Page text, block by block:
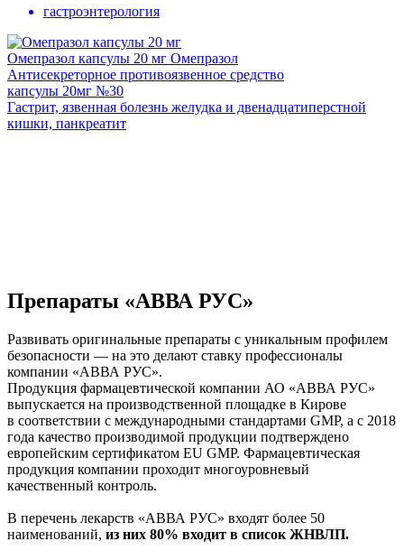
гастроэнтерология
Омепразол капсулы 20 мг Омепразол
Антисекреторное противоязвенное средство
капсулы 20мг №30
Гастрит, язвенная болезнь желудка и двенадцатиперстной
кишки, панкреатит
Препараты «АВВА РУС»
Развивать оригинальные препараты с уникальным профилем
безопасности — на это делают ставку профессионалы
компании «АВВА РУС».
Продукция фармацевтической компании АО «АВВА РУС»
выпускается на производственной площадке в Кирове
в соответствии с международными стандартами GMP, а с 2018
года качество производимой продукции подтверждено
европейским сертификатом EU GMP. Фармацевтическая
продукция компании проходит многоуровневый
качественный контроль.
В перечень лекарств «АВВА РУС» входят более 50
наименований, из них 80% входит в список ЖНВЛП.